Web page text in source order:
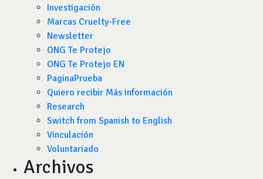
Investigación
Marcas Cruelty-Free
Newsletter
ONG Te Protejo
ONG Te Protejo EN
PaginaPrueba
Quiero recibir Más información
Research
Switch from Spanish to English
Vinculación
Voluntariado
Archivos